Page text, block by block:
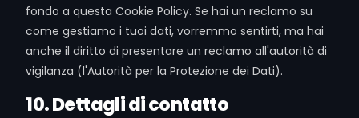
fondo a questa Cookie Policy. Se hai un reclamo su
come gestiamo i tuoi dati, vorremmo sentirti, ma hai
anche il diritto di presentare un reclamo all'autorità di
vigilanza (l'Autorità per la Protezione dei Dati).
10. Dettagli di contatto